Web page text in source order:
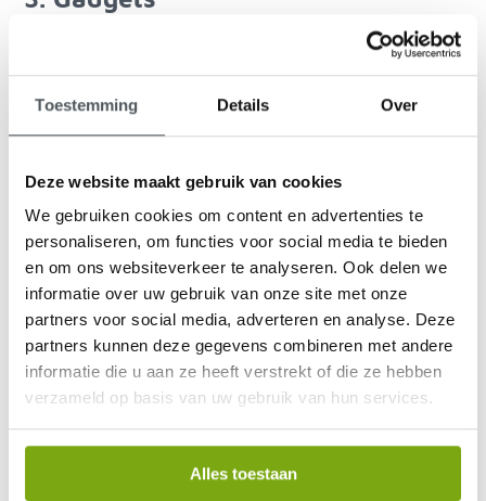
Toestemming Details Over
Deze website maakt gebruik van cookies
We gebruiken cookies om content en advertenties te
personaliseren, om functies voor social media te bieden
en om ons websiteverkeer te analyseren. Ook delen we
informatie over uw gebruik van onze site met onze
partners voor social media, adverteren en analyse. Deze
partners kunnen deze gegevens combineren met andere
informatie die u aan ze heeft verstrekt of die ze hebben
verzameld op basis van uw gebruik van hun services.
Alles toestaan
Ook wanneer u allerlei extra’s aansluit op uw scootmobiel vergt
dat het nodige van de accu. Daardoor kan zowel de actieradius
als de levensduur van de accu afnemen. Denk aan het aansluiten
van een routeplanner, verwarmde handgrepen, een radio
enzovoort op uw voertuig.
Vervolgens kan ook hoe u rijdt het uithoudingsvermogen van een
accu verminderen. Immers, telkens optrekken en afremmen vergt
meer van de batterijen dan wanneer u constant rijdt. Dat geldt
eveneens voor rijden over onverharde wegen of door een
5. Laadcyclus
Het advies is om de laadcyclus altijd helemaal af te maken. Dus
tot de accu vol is en de acculader dat aangeeft. Want, telkens de
batterijen deels opladen – of bijvoorbeeld tussentijdsbij een
6. Leegrijden accu
De accu van uw scootmobiel helemaal leeg rijden of leeg laten